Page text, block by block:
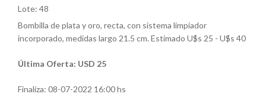
Lote: 48
Bombilla de plata y oro, recta, con sistema limpiador
incorporado, medidas largo 21.5 cm. Estimado U$s 25 - U$s 40
Última Oferta: USD 25
Finaliza: 08-07-2022 16:00 hs